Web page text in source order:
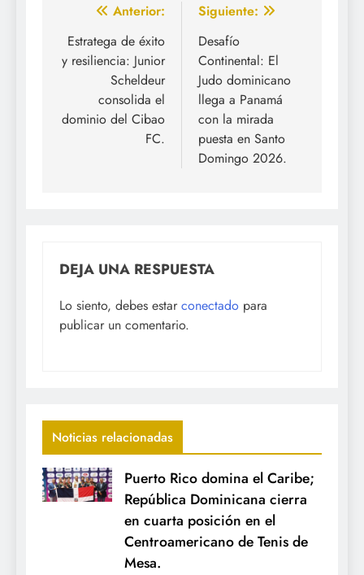
Navegación
de
entradas
Anterior:
Estratega de éxito
y resiliencia: Junior
Scheldeur
consolida el
dominio del Cibao
FC.
Siguiente:
Desafío
Continental: El
Judo dominicano
llega a Panamá
con la mirada
puesta en Santo
Domingo 2026.
DEJA UNA RESPUESTA
Lo siento, debes estar conectado para
publicar un comentario.
Noticias relacionadas
Puerto Rico domina el Caribe;
República Dominicana cierra
en cuarta posición en el
Centroamericano de Tenis de
Mesa.